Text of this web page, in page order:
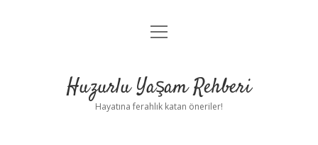
Anasayfa
Yasal Uyarı
menüyü
Huzurlu Yaşam Rehberi
Hayatına ferahlık katan öneriler!